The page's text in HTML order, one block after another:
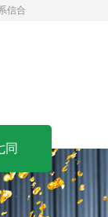
信合
同